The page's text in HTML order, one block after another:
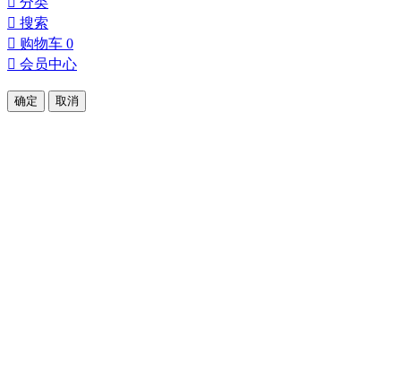
 搜索
 购物车 0
 会员中心
确定 取消